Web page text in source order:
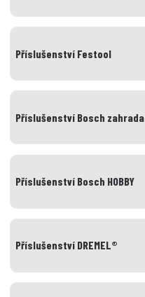
Příslušenství Festool
Příslušenství Bosch zahrada
Příslušenství Bosch HOBBY
Příslušenství DREMEL®